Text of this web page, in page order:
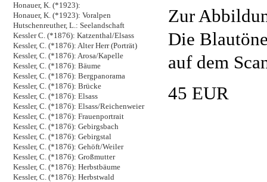
Honauer, K. (*1923):
Honauer, K. (*1923): Voralpen
Hutschenreuther, L.: Seelandschaft
Kessler C. (*1876): Katzenthal/Elsass
Kessler, C. (*1876): Alter Herr (Porträt)
Kessler, C. (*1876): Arosa/Kapelle
Kessler, C. (*1876): Bäume
Kessler, C. (*1876): Bergpanorama
Kessler, C. (*1876): Brücke
Kessler, C. (*1876): Elsass
Kessler, C. (*1876): Elsass/Reichenweier
Kessler, C. (*1876): Frauenportrait
Kessler, C. (*1876): Gebirgsbach
Kessler, C. (*1876): Gebirgstal
Kessler, C. (*1876): Gehöft/Weiler
Kessler, C. (*1876): Großmutter
Kessler, C. (*1876): Herbstbäume
Kessler, C. (*1876): Herbstwald
Zur
Die
auf dem
45 EUR